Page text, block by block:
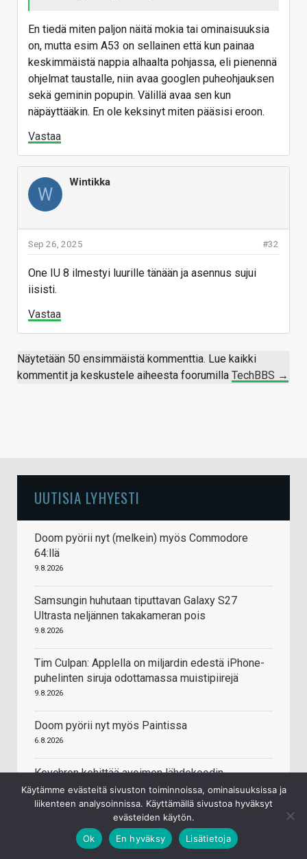
En tiedä miten paljon näitä mokia tai ominaisuuksia
on, mutta esim A53 on sellainen että kun painaa
keskimmäistä nappia alhaalta pohjassa, eli pienennä
ohjelmat taustalle, niin avaa googlen puheohjauksen
sekä geminin popupin. Välillä avaa sen kun
näpäyttääkin. En ole keksinyt miten pääsisi eroon.
Vastaa
W
Wintikka
#32
Sep 26, 2025
One IU 8 ilmestyi luurille tänään ja asennus sujui
iisisti.
Vastaa
Näytetään 50 ensimmäistä kommenttia. Lue kaikki
kommentit ja keskustele aiheesta foorumilla TechBBS →
UUTISIA LYHYESTI
Doom pyörii nyt (melkein) myös Commodore
64:llä
9.8.2026
Samsungin huhutaan tiputtavan Galaxy S27
Ultrasta neljännen takakameran pois
9.8.2026
Tim Culpan: Applella on miljardin edestä iPhone-
puhelinten siruja odottamassa muistipiirejä
9.8.2026
Doom pyörii nyt myös Paintissa
6.8.2026
Keychron kehittää avoimen lähdekoodin
firmwarea pelihiiriin
5.8.2026
Honor uudisti logonsa
Käytämme evästeitä sivuston toiminnoissa, ominaisuuksissa ja
liikenteen analysoinnissa. Käyttämällä sivustoa hyväksyt
evästeiden käytön.
Ok
En hyväksy Lisätietoja